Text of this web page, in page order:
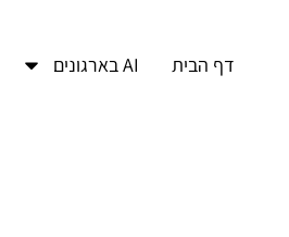
דף הבית AI בארגונים